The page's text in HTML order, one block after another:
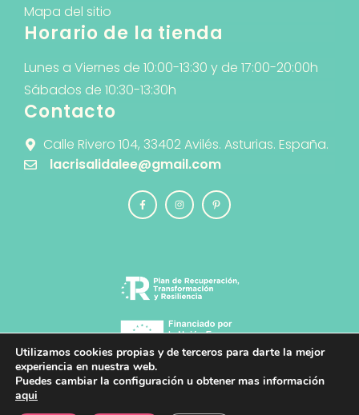
Mapa del sitio
Horario de la tienda
Lunes a Viernes de 10:00-13:30 y de 17:00-20:00h
Sábados de 10:30-13:30h
Contacto
Calle Rivero 104, 33402 Avilés. Asturias. España.
lacrisalidalee@gmail.com
© 2026 La Crisálida · Diseño y Desarrollo
Web
Utilizamos cookies propias y de terceros para darte la mejor
experiencia en nuestra web.
Puedes cambiar la configuración u obtener mas información
aqui